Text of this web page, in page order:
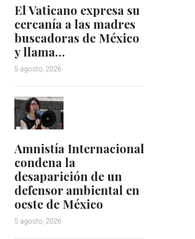
El Vaticano expresa su
cercanía a las madres
buscadoras de México
y llama…
5 agosto, 2026
Amnistía Internacional
condena la
desaparición de un
defensor ambiental en
oeste de México
5 agosto, 2026